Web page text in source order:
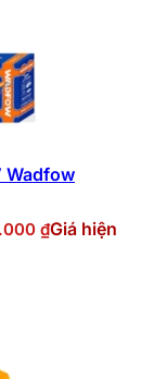
Wadfow
₫Giá hiện